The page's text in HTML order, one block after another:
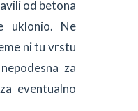
od betona
uklonio. Ne
ni tu vrstu
za
eventualno